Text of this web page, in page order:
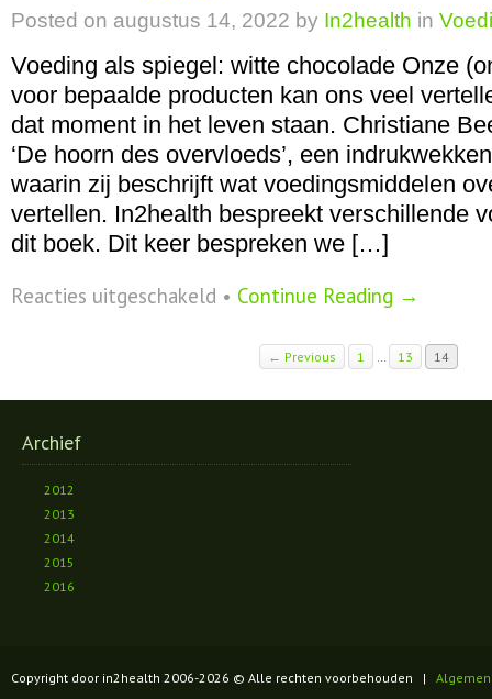
Posted on augustus 14, 2022 by In2health in
Voeding als spiegel: witte chocolade Onze
voor bepaalde producten kan ons veel
dat moment in het leven staan. Christiane
‘De hoorn des overvloeds’, een
waarin zij beschrijft wat voedingsmiddelen
vertellen. In2health bespreekt verschillende
dit boek. Dit keer bespreken we […]
Reacties uitgeschakeld voor
Grote
• Continue Reading →
← Previous 1 13 14
Archief
2012
2013
2014
2015
2016
Copyright door in2health 2006-2026 © Alle rechten voorbehouden |